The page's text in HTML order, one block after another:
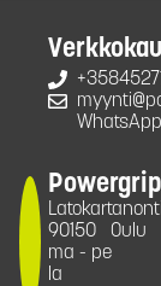
90150
Oulu
ma - pe
la